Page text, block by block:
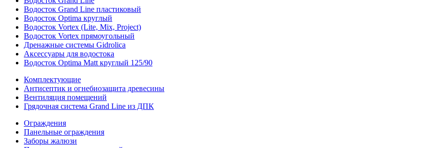
Водосток Grand Line пластиковый
Водосток Optima круглый
Водосток Vortex (Lite, Mix, Project)
Водосток Vortex прямоугольный
Дренажные системы Gidrolica
Аксессуары для водостока
Водосток Optima Matt круглый 125/90
Комплектующие
Антисептик и огнебиозащита древесины
Вентиляция помещений
Грядочная система Grand Line из ДПК
Ограждения
Панельные ограждения
Заборы жалюзи